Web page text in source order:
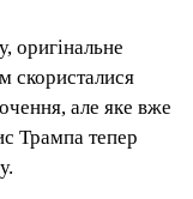
оригінальне
скористалися
але яке вже
Трампа тепер